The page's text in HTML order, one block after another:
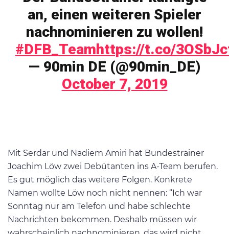
an, einen weiteren Spieler
nachnominieren zu wollen!
#DFB_Teamhttps://t.co/
— 90min DE (@90min_DE)
October 7, 2019
Mit Serdar und Nadiem Amiri hat Bundestrainer
Joachim Löw zwei Debütanten ins A-Team berufen.
Es gut möglich das weitere Folgen. Konkrete
Namen wollte Löw noch nicht nennen: “Ich war
Sonntag nur am Telefon und habe schlechte
Nachrichten bekommen. Deshalb müssen wir